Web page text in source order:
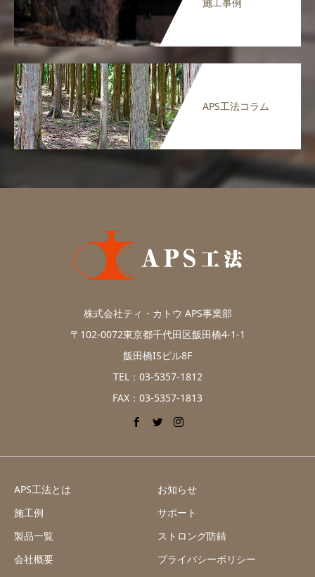
施工事例
APS工法コラム
株式会社ティ・カトウ APS事業部
〒102-0072東京都千代田区飯田橋4-1-1
飯田橋ISビル8F
TEL：03-5357-1812
FAX：03-5357-1813
APS工法とは
お知らせ
施工例
サポート
製品一覧
ストロング防錆
会社概要
プライバシーポリシー